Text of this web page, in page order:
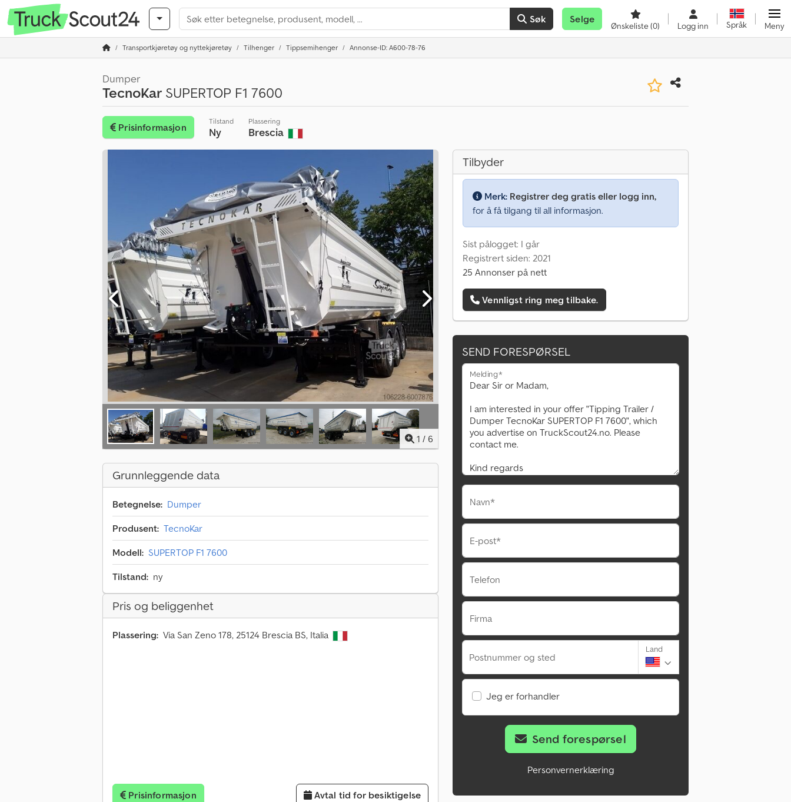
Søk Selge
Ønskeliste(0) Logg inn Språk Meny
Transportkjøretøy og nyttekjøretøy Tilhenger Tippsemihenger Annonse-ID: A600-78-76
Dumper
TecnoKar SUPERTOP F1 7600
Prisinformasjon
Tilstand
Ny
Plassering
Brescia
1 / 6
Grunnleggende data
Betegnelse: Dumper
Produsent: TecnoKar
Modell: SUPERTOP F1 7600
Tilstand: ny
Pris og beliggenhet
Plassering: Via San Zeno 178, 25124 Brescia BS, Italia
Prisinformasjon Avtal tid for besiktigelse
Tilbyder
Merk: Registrer deg gratis eller logg inn,
for å få tilgang til all informasjon.
Sist pålogget: I går
Registrert siden: 2021
25 Annonser på nett
Vennligst ring meg tilbake.
SEND FORESPØRSEL
Melding*
Navn*
E-post*
Telefon
Firma
Postnummer og sted
Land
Jeg er forhandler
Send forespørsel
Personvernerklæring